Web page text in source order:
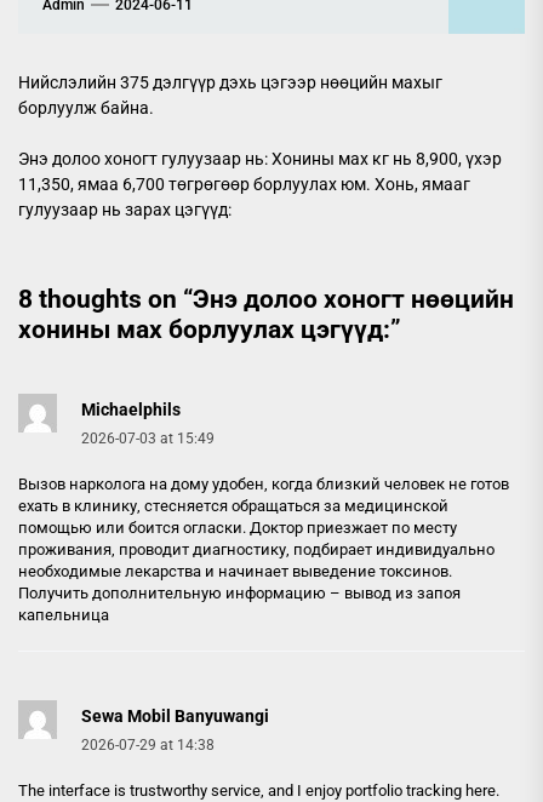
Admin 2024-06-11
Нийслэлийн 375 дэлгүүр дэхь цэгээр нөөцийн махыг
борлуулж байна.
Энэ долоо хоногт гулуузаар нь: Хонины мах кг нь 8,900, үхэр
11,350, ямаа 6,700 төгрөгөөр борлуулах юм. Хонь, ямааг
гулуузаар нь зарах цэгүүд:
8 thoughts on “Энэ долоо хоногт нөөцийн
хонины мах борлуулах цэгүүд:”
Michaelphils
2026-07-03 at 15:49
Вызов нарколога на дому удобен, когда близкий человек не готов
ехать в клинику, стесняется обращаться за медицинской
помощью или боится огласки. Доктор приезжает по месту
проживания, проводит диагностику, подбирает индивидуально
необходимые лекарства и начинает выведение токсинов.
Получить дополнительную информацию – вывод из запоя
капельница
Sewa Mobil Banyuwangi
2026-07-29 at 14:38
The interface is trustworthy service, and I enjoy portfolio tracking here.